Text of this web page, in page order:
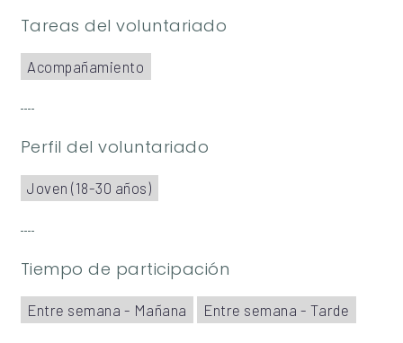
Tareas del voluntariado
Acompañamiento
Perfil del voluntariado
Joven (18-30 años)
Tiempo de participación
Entre semana - Mañana Entre semana - Tarde